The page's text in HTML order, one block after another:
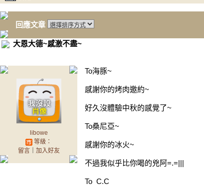
回應文章
大恩大德~感激不盡~
libowe
等級：
留言｜ 加入好友
To海豚~
感謝你的烤肉邀約~
好久沒體驗中秋的感覺了~
To桑尼亞~
感謝你的冰火~
不過我似乎比你喝的兇阿=.=|||
To C.C